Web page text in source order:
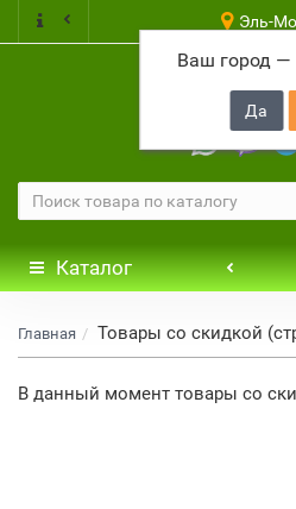
Эль-
Ваш город —
+7 917 646
Каталог
Главная Товары со скидкой
В данный момент товары со